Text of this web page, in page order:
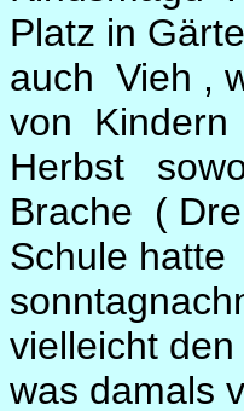
Platz in
auch Vieh ,
von
Kindern
Herbst
Brache (
Schule hatte
vielleicht
was damals